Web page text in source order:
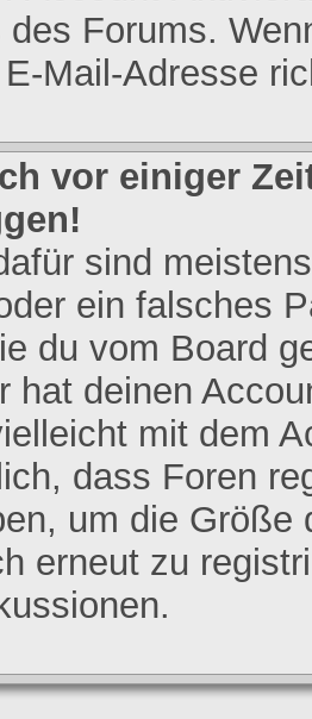
des Forums.
Mail-Adresse
vor einiger
sind
ein falsches
du vom Board
hat deinen
mit dem
dass Foren
um die Größe
erneut zu